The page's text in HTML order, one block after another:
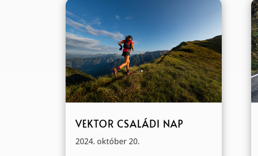
VEKTOR CSALÁDI NAP
2024. október 20.